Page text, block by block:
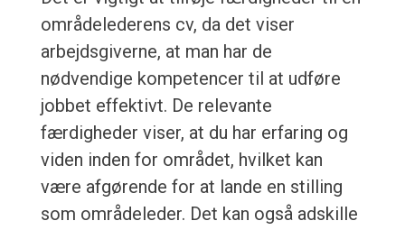
områdelederens cv, da det viser
arbejdsgiverne, at man har de
nødvendige kompetencer til at udføre
jobbet effektivt. De relevante
færdigheder viser, at du har erfaring og
viden inden for området, hvilket kan
være afgørende for at lande en stilling
som områdeleder. Det kan også adskille